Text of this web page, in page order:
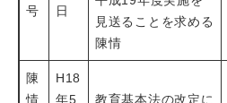
号
日
見送ることを求める
陳情
陳
情
H18
年5
教育基本法の改定に